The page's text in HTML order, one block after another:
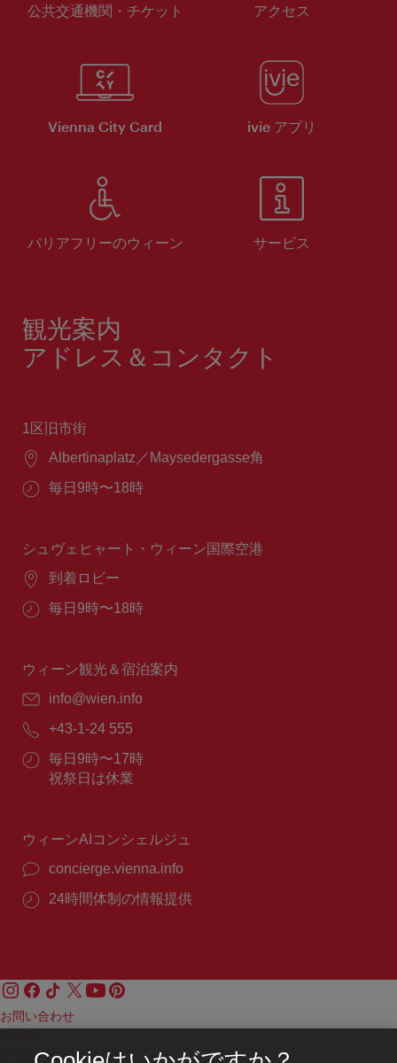
公共交通機関・チケット アクセス
Vienna City Card ivie アプリ
バリアフリーのウィーン サービス
観光案内
アドレス＆コンタクト
1区旧市街
場
Albertinaplatz／Maysedergasse角
営
間：
毎日9時〜18時
シュヴェヒャート・ウィーン国際空港
場
到着ロビー
営
間：
毎日9時〜18時
ウィーン観光＆宿泊案内
E
ー
ル：
info@wien.info
電
番
号：
+43-1-24 555
営
業
毎日9時〜17時
祝祭日は休業
ウィーンAIコンシェルジュ
concierge.vienna.info
24時間体制の情報提供
お問い合わせ
プライバシーポリシー